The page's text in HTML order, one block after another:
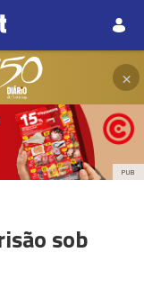
×
PUB
sob